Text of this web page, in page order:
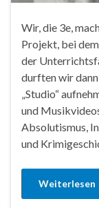
Wir, die 3e,
Projekt, bei
der
durften wir
„Studio“
und
Absolutismus,
und
Weiterlesen